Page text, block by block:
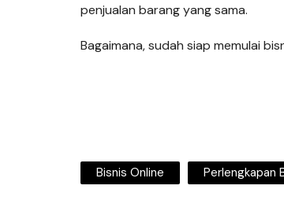
penjualan barang yang sama.
Bagaimana, sudah siap memulai
Bisnis Online Perlengkapan